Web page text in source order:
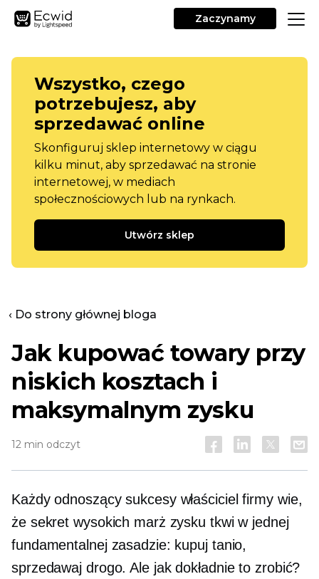
Zaczynamy
Wszystko, czego
potrzebujesz, aby
sprzedawać online
Skonfiguruj sklep internetowy w ciągu
kilku minut, aby sprzedawać na stronie
internetowej, w mediach
społecznościowych lub na rynkach.
Utwórz sklep
‹ Do strony głównej bloga
Jak kupować towary przy
niskich kosztach i
maksymalnym zysku
12 min odczyt
Każdy odnoszący sukcesy właściciel firmy wie,
że sekret wysokich marż zysku tkwi w jednej
fundamentalnej zasadzie: kupuj tanio,
sprzedawaj drogo. Ale jak dokładnie to zrobić?